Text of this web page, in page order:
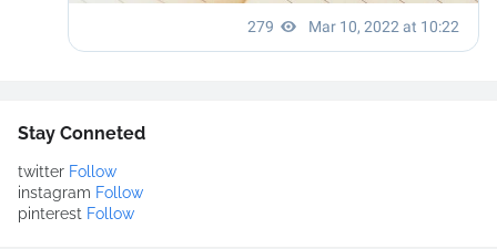
Stay Conneted
twitter Follow
instagram Follow
pinterest Follow